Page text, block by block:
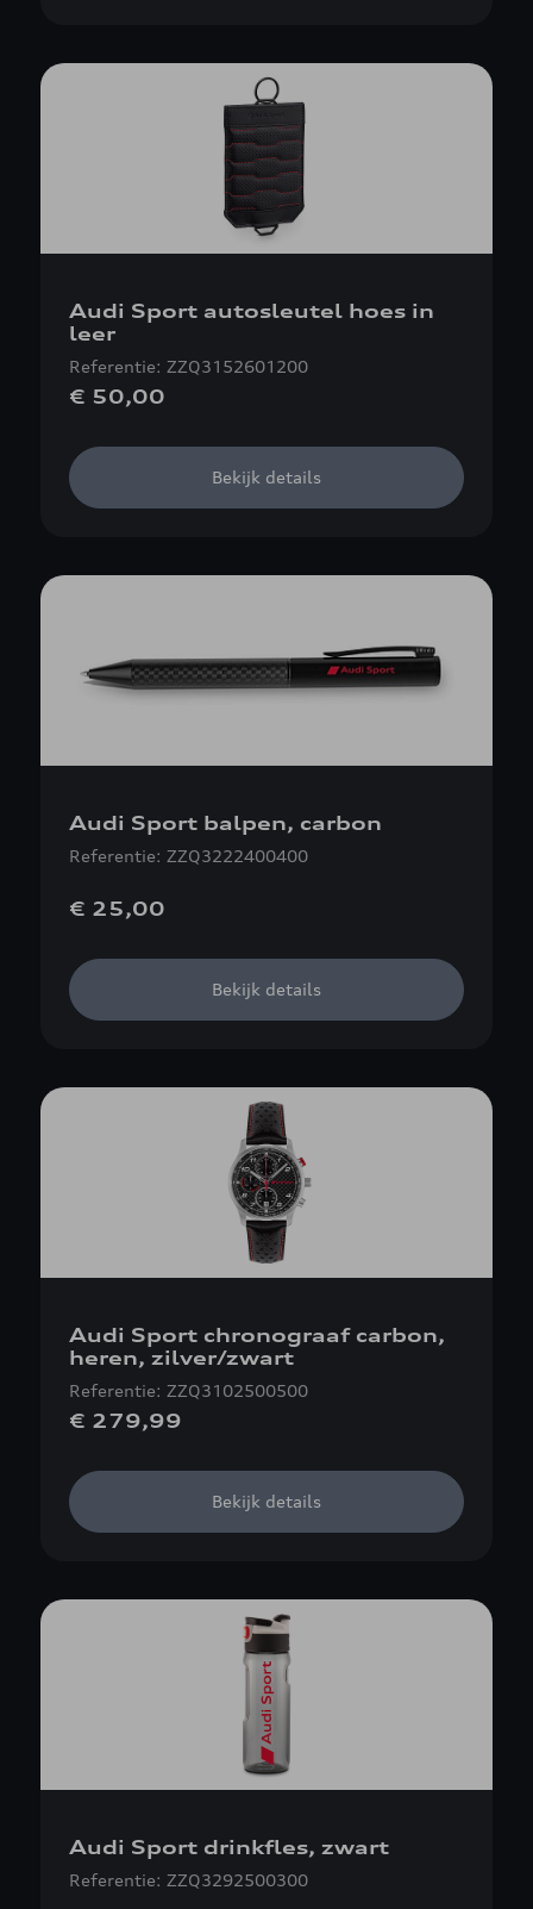
Audi Sport autosleutel hoes in
leer
Referentie: ZZQ3152601200
€ 50,00
Bekijk details
Audi Sport balpen, carbon
Referentie: ZZQ3222400400
€ 25,00
Bekijk details
Audi Sport chronograaf carbon,
heren, zilver/zwart
Referentie: ZZQ3102500500
€ 279,99
Bekijk details
Audi Sport drinkfles, zwart
Referentie: ZZQ3292500300